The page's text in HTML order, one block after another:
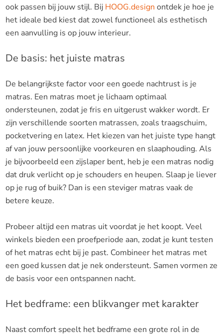
ook passen bij jouw stijl. Bij HOOG.design ontdek je hoe je
het ideale bed kiest dat zowel functioneel als esthetisch
een aanvulling is op jouw interieur.
De basis: het juiste matras
De belangrijkste factor voor een goede nachtrust is je
matras. Een matras moet je lichaam optimaal
ondersteunen, zodat je fris en uitgerust wakker wordt. Er
zijn verschillende soorten matrassen, zoals traagschuim,
pocketvering en latex. Het kiezen van het juiste type hangt
af van jouw persoonlijke voorkeuren en slaaphouding. Als
je bijvoorbeeld een zijslaper bent, heb je een matras nodig
dat druk verlicht op je schouders en heupen. Slaap je liever
op je rug of buik? Dan is een steviger matras vaak de
betere keuze.
Probeer altijd een matras uit voordat je het koopt. Veel
winkels bieden een proefperiode aan, zodat je kunt testen
of het matras echt bij je past. Combineer het matras met
een goed kussen dat je nek ondersteunt. Samen vormen ze
de basis voor een ontspannen nacht.
Het bedframe: een blikvanger met karakter
Naast comfort speelt het bedframe een grote rol in de